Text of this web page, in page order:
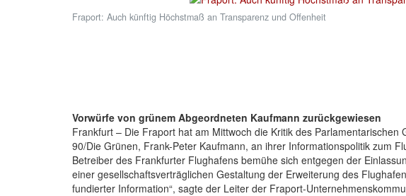
Fraport: Auch künftig Höchstmaß an Transparenz und Offenheit
Vorwürfe von grünem Abgeordneten Kaufmann zurückgewiesen
Frankfurt – Die Fraport hat am Mittwoch die Kritik des Parlamentarischen
90/Die Grünen, Frank-Peter Kaufmann, an ihrer Informationspolitik zum
Betreiber des Frankfurter Flughafens bemühe sich entgegen der
einer gesellschaftsverträglichen Gestaltung der Erweiterung des
fundierter Information“, sagte der Leiter der Fraport-